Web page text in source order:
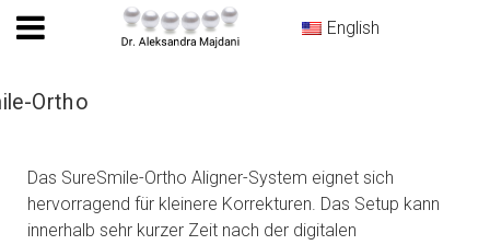
English
Das SureSmile-Ortho Aligner-System eignet sich
hervorragend für kleinere Korrekturen. Das Setup kann
innerhalb sehr kurzer Zeit nach der digitalen